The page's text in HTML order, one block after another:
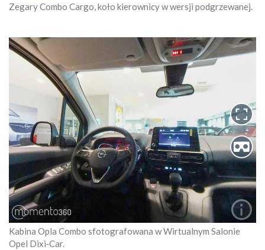
Zegary Combo Cargo, koło kierownicy w wersji podgrzewanej.
Kabina Opla Combo sfotografowana w Wirtualnym Salonie
Opel Dixi‑Car.